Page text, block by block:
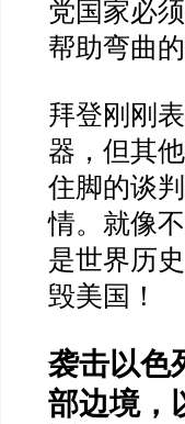
党国家必
帮助弯曲
拜登刚刚
器，但其
住脚的谈
情。就像
是世界历
毁美国！
袭击以色
部边境，